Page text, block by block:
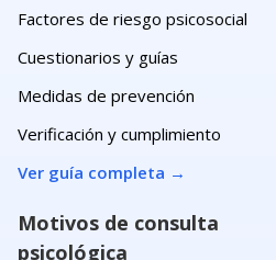
Factores de riesgo psicosocial
Cuestionarios y guías
Medidas de prevención
Verificación y cumplimiento
Ver guía completa →
Motivos de consulta
psicológica